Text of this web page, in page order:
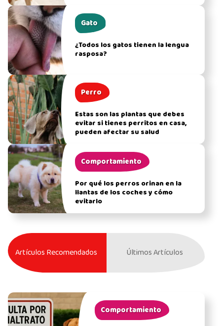
Gato
¿Todos los gatos tienen la lengua
rasposa?
Perro
Estas son las plantas que debes
evitar si tienes perritos en casa,
pueden afectar su salud
Comportamiento
Por qué los perros orinan en la
llantas de los coches y cómo
evitarlo
Artículos Recomendados Últimos Artículos
Comportamiento